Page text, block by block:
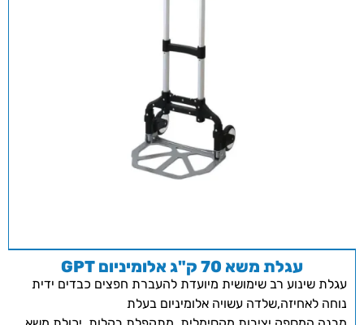
עגלת משא 70 ק"ג אלומיניום GPT
עגלת שינוע רב שימושית מיועדת להעברת חפצים כבדים ידית
נוחה לאחיזה,שלדה עשויה אלומיניום בעלת